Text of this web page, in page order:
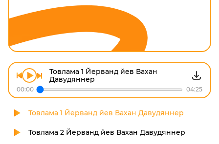
Товлама 1 Йeрванд йев Вахан
Давудяннер
00:00 04:25
Товлама 1 Йeрванд йев Вахан Давудяннер
Товлама 2 Йeрванд йев Вахан Давудяннер